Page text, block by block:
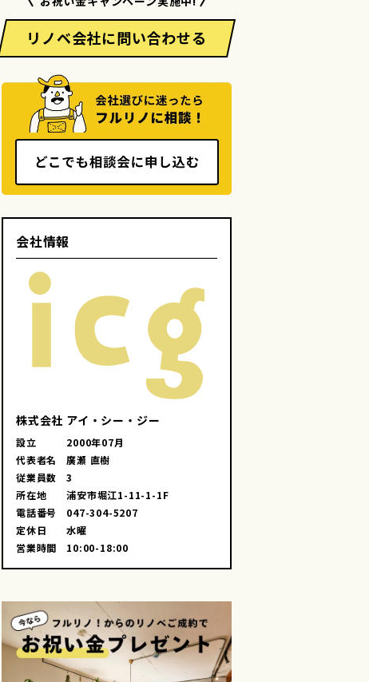
画像を見る
リノベ会社に問い合わせる
会社情報
株式会社 アイ・シー・ジー
設立
2000年07月
代表者名
廣瀬 直樹
従業員数
3
所在地
浦安市堀江1-11-1-1F
電話番号
047-304-5207
定休日
水曜
営業時間
10:00-18:00